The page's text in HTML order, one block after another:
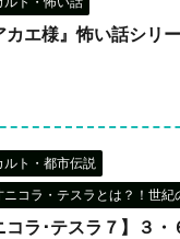
カエ様』怖い話シリ
ルト・都市伝説
ニコラ・テスラとは？！世
コラ･テスラ７】３